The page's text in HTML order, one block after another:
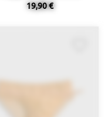
19,90 €